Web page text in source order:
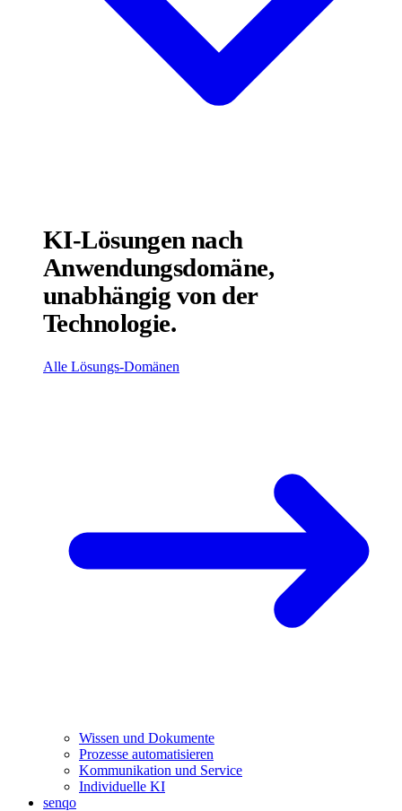
KI-Lösungen nach
Anwendungsdomäne,
unabhängig von der
Technologie.
Alle Lösungs-Domänen
Wissen und Dokumente
Prozesse automatisieren
Kommunikation und Service
Individuelle KI
senqo